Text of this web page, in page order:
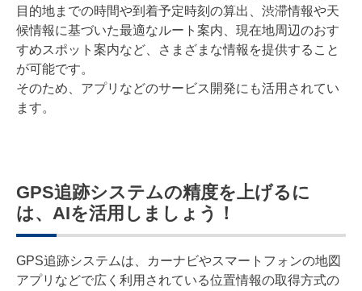
目的地までの時間や到着予定時刻の算出、渋滞情報や天
候情報に基づいた最適なルート案内、現在地周辺のおす
すめスポット案内など、さまざまな情報を提供すること
が可能です。
そのため、アプリなどのサービス開発にも活用されてい
ます。
GPS追跡システムの精度を上げるに
は、AIを活用しましょう！
GPS追跡システムは、カーナビやスマートフォンの地図
アプリなどで広く利用されている位置情報の取得方式の